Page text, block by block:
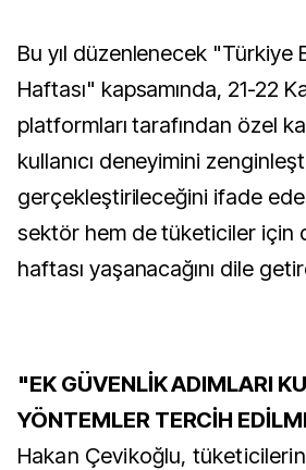
Bu yıl düzenlenecek "Türkiye
Haftası" kapsamında, 21-22
platformları tarafından özel
kullanıcı deneyimini
gerçekleştirileceğini ifade
sektör hem de tüketiciler için
haftası yaşanacağını dile
"EK GÜVENLİK ADIMLARI
YÖNTEMLER TERCİH
Hakan Çevikoğlu, tüketicilerin